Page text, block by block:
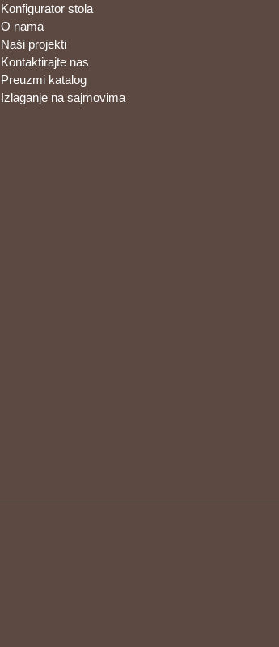
Konfigurator stola
O nama
Naši projekti
Kontaktirajte nas
Preuzmi katalog
Izlaganje na sajmovima